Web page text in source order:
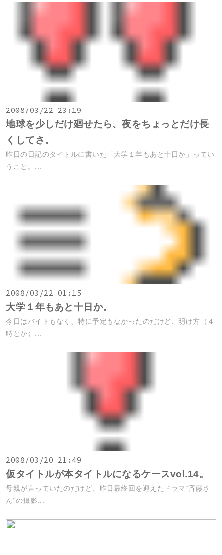
2008/03/22 23:19
地球を少しだけ廻せたら、夜をちょっとだけ長
くしてさ。
昨日の日記のタイトルに書いた「大学１年もあと十日か」ってい
うこと。...
2008/03/22 01:15
大学１年もあと十日か。
今日はバイトもなく、特に予定もなかったのだけど、明け方（４
時とか）...
2008/03/20 21:49
仮タイトルが本タイトルになるケースvol.14。
母親が言っていたのだけど、昨日最終回を迎えたドラマ“斉藤さ
ん”の撮影...